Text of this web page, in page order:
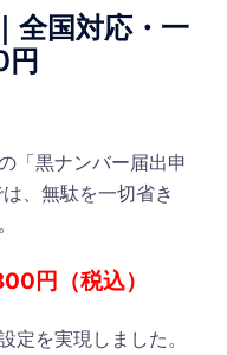
全国対応・一
円
「黒ナンバー届出申
、無駄を一切省き
円（税込）
定を実現しました。